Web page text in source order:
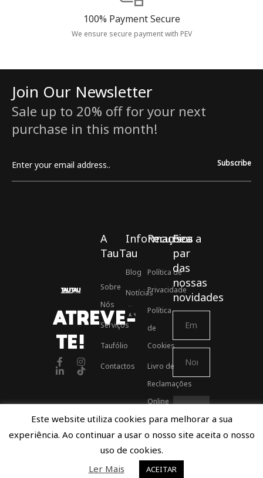
100% Payment Secure
We ensure secure payment with PEV
Join Our Newsletter
Sale up to 20% off for your next
purchase in this month!
Subscribe
ATREVE-
TE!
A
TauTau
Sobre
Nós
Serviços
Taufólio
Contactos
Informações
Blog
Notícias
Associados ASSOFT
Recursos
Política de
Privacidade
Política
de
Cookies
Livro de
Reclamações
Online
Fica a
par
das
nossas
novidades
Proudly developed by TauTau Agency © 2021
Este website utiliza cookies para melhorar a sua
experiência. Ao continuar a usar o nosso site aceita o nosso
uso de cookies.
Ler Mais
ACEITAR